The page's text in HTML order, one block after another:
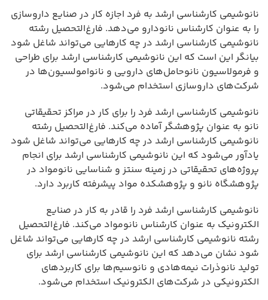
نانوشیمی کارشناسی ارشد به فرد اجازه کار در صنایع داروسازی
را به عنوان کارشناس نانودارو می‌دهد. فارغ‌التحصیل رشته
نانوشیمی کارشناسی ارشد در چه کارهایی می‌تواند شاغل شود
بیانگر این است که این نانوشیمی کارشناسی ارشد برای طراحی
و فرمولاسیون نانوحامل‌های دارویی و نانوامولسیون‌ها در
شرکت‌های داروسازی استخدام می‌شود.
نانوشیمی کارشناسی ارشد فرد را برای کار در مراکز تحقیقاتی
نانو به عنوان پژوهشگر آماده می‌کند. فارغ‌التحصیل رشته
نانوشیمی کارشناسی ارشد در چه کارهایی می‌تواند شاغل شود
یادآور می‌شود که این نانوشیمی کارشناسی ارشد برای انجام
پروژه‌های تحقیقاتی در زمینه سنتز و شناسایی نانومواد در
پژوهشگاه نانو و پژوهشکده مواد پیشرفته کاربرد دارد.
نانوشیمی کارشناسی ارشد فرد را قادر به کار در صنایع
الکترونیک به عنوان کارشناس نانومواد می‌کند. فارغ‌التحصیل
رشته نانوشیمی کارشناسی ارشد در چه کارهایی می‌تواند شاغل
شود نشان می‌دهد که این نانوشیمی کارشناسی ارشد برای
تولید نانوذرات نیمه‌هادی و نانوسیم‌ها برای کاربردهای
الکترونیکی در شرکت‌های الکترونیک استخدام می‌شود.